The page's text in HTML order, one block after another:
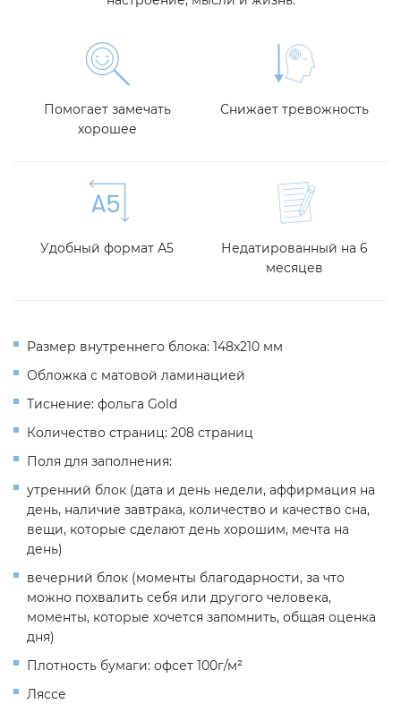
Помогает замечать
хорошее
Снижает тревожность
Удобный формат А5
Недатированный на 6
месяцев
Размер внутреннего блока: 148х210 мм
Обложка с матовой ламинацией
Тиснение: фольга Gold
Количество страниц: 208 страниц
Поля для заполнения:
утренний блок (дата и день недели, аффирмация на
день, наличие завтрака, количество и качество сна,
вещи, которые сделают день хорошим, мечта на
день)
вечерний блок (моменты благодарности, за что
можно похвалить себя или другого человека,
моменты, которые хочется запомнить, общая оценка
дня)
Плотность бумаги: офсет 100г/м²
Ляссе